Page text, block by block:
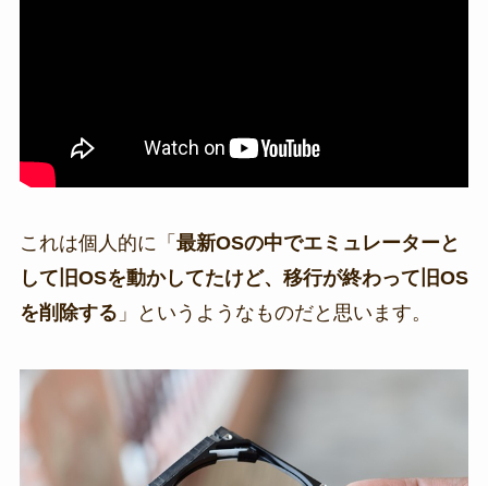
これは個人的に「 最新OSの中でエミュレーターと
して旧OSを動かしてたけど、移行が終わって旧OS
を削除する 」というようなものだと思います。